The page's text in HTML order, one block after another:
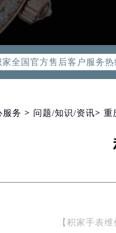
中国区售后服务网络优化
全国官方售后客户服务
统一服务热线400-992-
售后服务中心最新网点地
东长安街1号东方广场写
虹桥路3号港汇中心写字
国展路29号星耀天地写字
服务 > 问题/知识/资讯> 重
【积家手表